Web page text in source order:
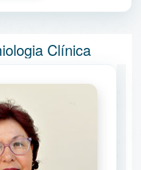
Clínica